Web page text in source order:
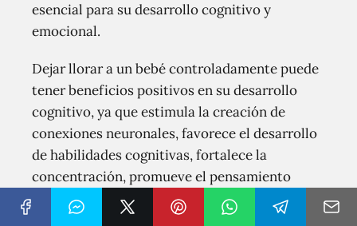
esencial para su desarrollo cognitivo y
emocional.
Dejar llorar a un bebé controladamente puede
tener beneficios positivos en su desarrollo
cognitivo, ya que estimula la creación de
conexiones neuronales, favorece el desarrollo
de habilidades cognitivas, fortalece la
concentración, promueve el pensamiento
abstracto y fomenta la autonomía.